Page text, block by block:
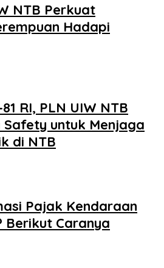
NTB Perkuat
Hadapi
RI, PLN UIW NTB
untuk Menjaga
di NTB
Pajak Kendaraan
Berikut Caranya